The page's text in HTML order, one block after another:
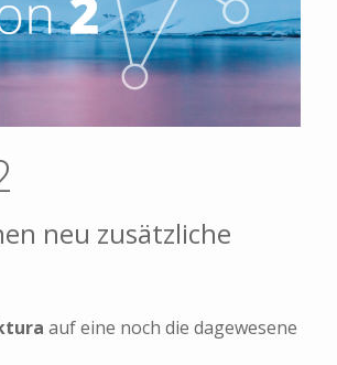
neu zusätzliche
auf eine noch die dagewesene